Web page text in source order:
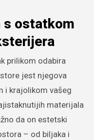
s ostatkom
prilikom odabira
jest njegova
i krajolikom vašeg
materijala
da on estetski
– od biljaka i